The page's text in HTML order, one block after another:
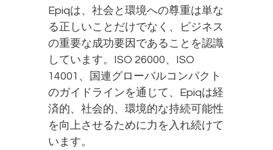
Epiqは、社会と環境への尊重は単な
る正しいことだけでなく、ビジネス
の重要な成功要因であることを認識
しています。ISO 26000、ISO
14001、国連グローバルコンパクト
のガイドラインを通じて、Epiqは経
済的、社会的、環境的な持続可能性
を向上させるために力を入れ続けて
います。